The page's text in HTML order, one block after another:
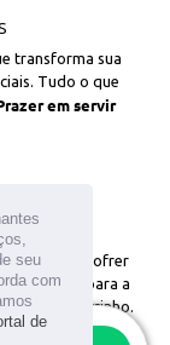
seu
com
de
transforma sua
Tudo o que
em servir
podem sofrer
apenas para a
é o do carrinho.
propriedade do